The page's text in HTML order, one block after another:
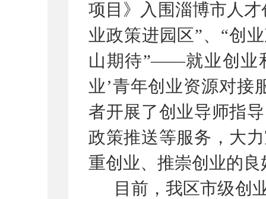
项目》入围淄博市人
业政策进园区”、“创
山期待”——就业创业
业’青年创业资源对接
者开展了创业导师指
政策推送等服务，大力
重创业、推崇创业的良
目前，我区市级